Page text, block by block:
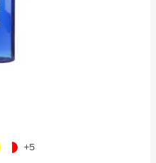
vert
translucide/rouge
+5